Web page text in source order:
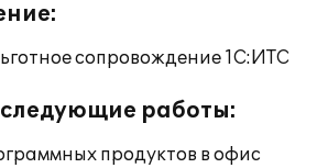
сопровождение 1С:ИТС
работы:
продуктов в офис